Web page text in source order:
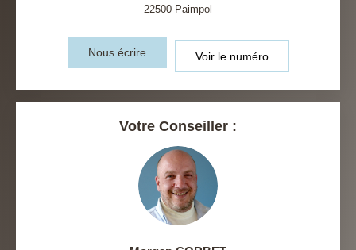
22500 Paimpol
Nous écrire Voir le numéro
Votre Conseiller :